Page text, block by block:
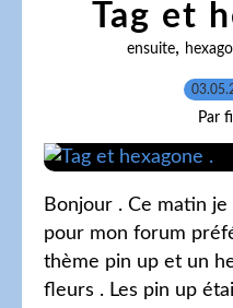
Tag et
ensuite,
Par
Bonjour . Ce matin
pour mon forum
thème pin up et un
fleurs . Les pin up